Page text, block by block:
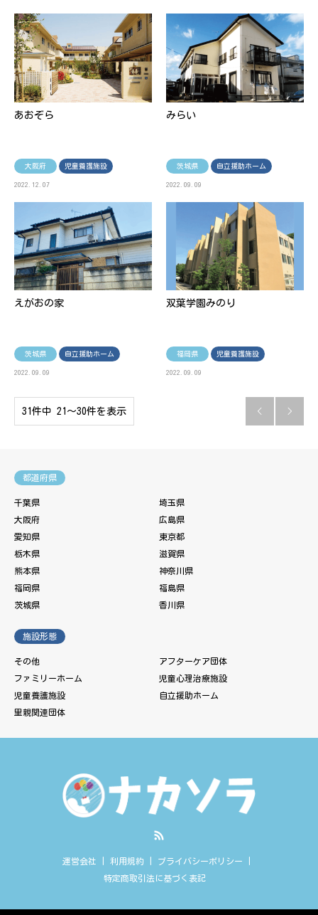
あおぞら
大阪府 児童養護施設
2022.12.07
みらい
茨城県 自立援助ホーム
2022.09.09
えがおの家
茨城県 自立援助ホーム
2022.09.09
双葉学園みのり
福岡県 児童養護施設
2022.09.09
31件中 21〜30件を表示  
都道府県
千葉県
埼玉県
大阪府
広島県
愛知県
東京都
栃木県
滋賀県
熊本県
神奈川県
福岡県
福島県
茨城県
香川県
施設形態
その他
アフターケア団体
ファミリーホーム
児童心理治療施設
児童養護施設
自立援助ホーム
里親関連団体
運営会社 利用規約
プライバシーポリシー
特定商取引法に基づく表記